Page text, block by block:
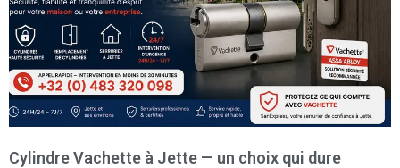
Cylindre Vachette à Jette — un choix qui dure